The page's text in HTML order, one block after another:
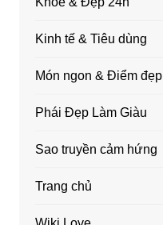
Kinh tế & Tiêu dùng
Món ngon & Điểm đẹp
Phái Đẹp Làm Giàu
Sao truyền cảm hứng
Trang chủ